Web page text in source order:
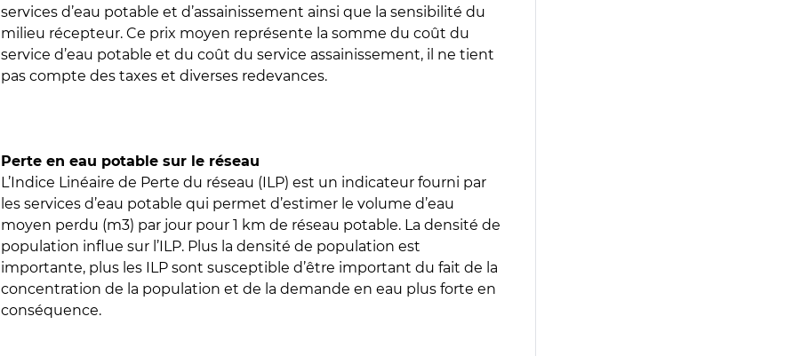
services d’eau potable et d’assainissement ainsi que la sensibilité du
milieu récepteur. Ce prix moyen représente la somme du coût du
service d’eau potable et du coût du service assainissement, il ne tient
pas compte des taxes et diverses redevances.
Perte en eau potable sur le réseau
L’Indice Linéaire de Perte du réseau (ILP) est un indicateur fourni par
les services d’eau potable qui permet d’estimer le volume d’eau
moyen perdu (m3) par jour pour 1 km de réseau potable. La densité de
population influe sur l’ILP. Plus la densité de population est
importante, plus les ILP sont susceptible d’être important du fait de la
concentration de la population et de la demande en eau plus forte en
conséquence.